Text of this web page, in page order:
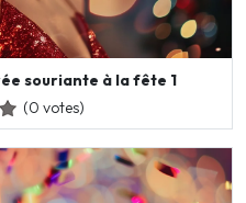
souriante à la fête 1
(0 votes)